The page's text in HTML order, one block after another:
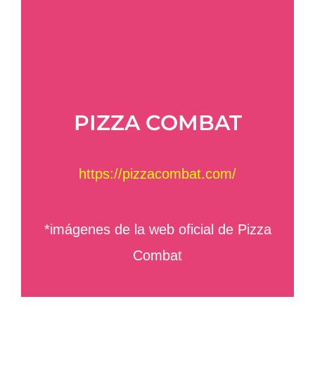
PIZZA COMBAT
https://pizzacombat.com/
*imágenes de la web oficial de Pizza
Combat